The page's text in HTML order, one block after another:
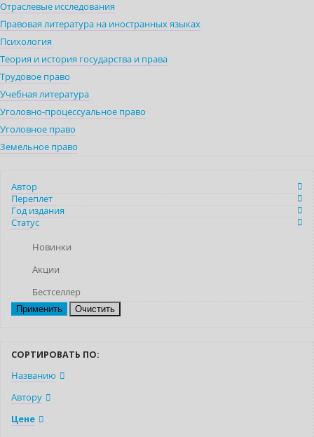
Отраслевые исследования
Правовая литература на иностранных языках
Психология
Теория и история государства и права
Трудовое право
Учебная литература
Уголовно-процессуальное право
Уголовное право
Земельное право
Автор
Переплет
Год издания
Статус
Новинки
Акции
Бестселлер
Очистить
СОРТИРОВАТЬ ПО:
Названию
Автору
Цене